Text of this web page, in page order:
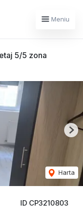
Meniu
5/5 zona
ID CP3210803
Harta